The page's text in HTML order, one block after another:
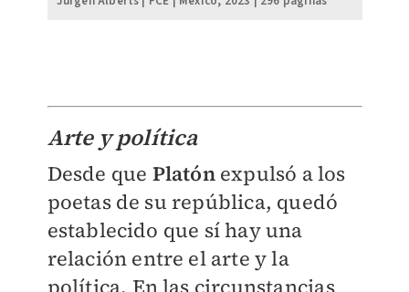
Arte y política
Desde que Platónexpulsó a los
poetas de su república, quedó
establecido que sí hay una
relación entre el arte y la